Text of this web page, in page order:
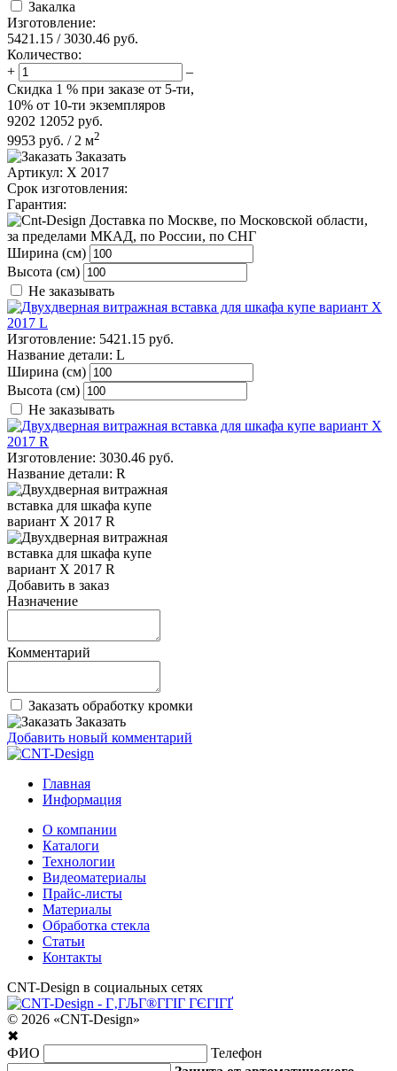
Закалка
Изготовление:
5421.15 /3030.46 руб.
Количество:
+
–
Скидка 1 % при заказе от 5-ти,
10% от 10-ти экземпляров
9202 12052 руб.
9953 руб. / 2 м2
Заказать
Артикул: X 2017
Срок изготовления:
Гарантия:
по Москве, по Московской области,
за пределами МКАД, по России, по СНГ
Ширина (см)
Высота (см)
Не заказывать
Изготовление: 5421.15 руб.
Название детали: L
Ширина (см)
Высота (см)
Не заказывать
Изготовление: 3030.46 руб.
Название детали: R
Добавить в заказ
Назначение
Комментарий
Заказать обработку кромки
Заказать
Добавить новый комментарий
Главная
Информация
О компании
Каталоги
Технологии
Видеоматериалы
Прайс-листы
Материалы
Обработка стекла
Статьи
Контакты
CNT-Design в социальных сетях
© 2026 «CNT-Design»
✖
ФИО
Телефон